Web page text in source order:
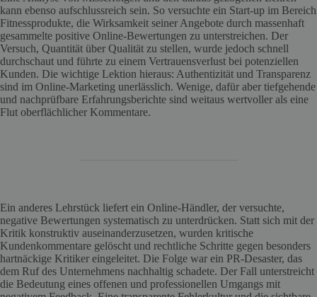
kann ebenso aufschlussreich sein. So versuchte ein Start-up im Bereich
Fitnessprodukte, die Wirksamkeit seiner Angebote durch massenhaft
gesammelte positive Online-Bewertungen zu unterstreichen. Der
Versuch, Quantität über Qualität zu stellen, wurde jedoch schnell
durchschaut und führte zu einem Vertrauensverlust bei potenziellen
Kunden. Die wichtige Lektion hieraus: Authentizität und Transparenz
sind im Online-Marketing unerlässlich. Wenige, dafür aber tiefgehende
und nachprüfbare Erfahrungsberichte sind weitaus wertvoller als eine
Flut oberflächlicher Kommentare.
Ein anderes Lehrstück liefert ein Online-Händler, der versuchte,
negative Bewertungen systematisch zu unterdrücken. Statt sich mit der
Kritik konstruktiv auseinanderzusetzen, wurden kritische
Kundenkommentare gelöscht und rechtliche Schritte gegen besonders
hartnäckige Kritiker eingeleitet. Die Folge war ein PR-Desaster, das
dem Ruf des Unternehmens nachhaltig schadete. Der Fall unterstreicht
die Bedeutung eines offenen und professionellen Umgangs mit